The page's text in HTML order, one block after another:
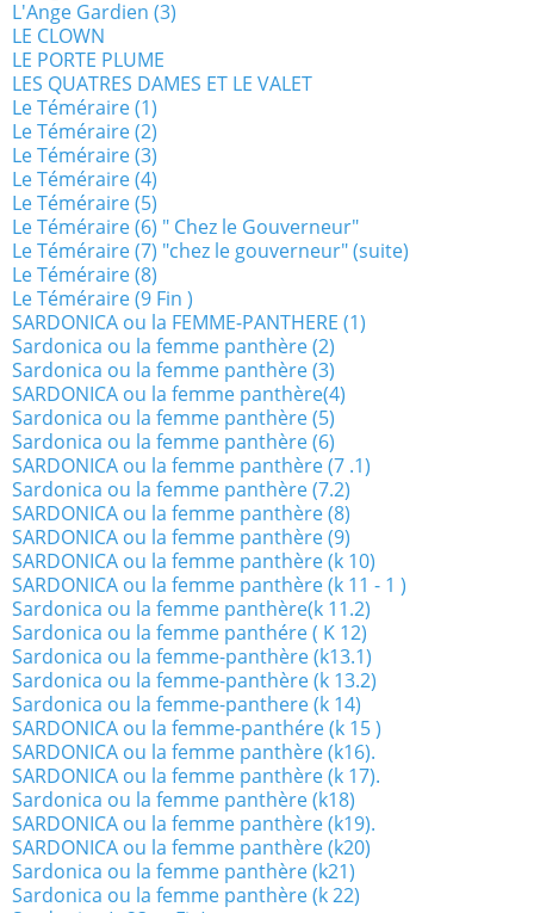
L'Ange Gardien (3)
LE CLOWN
LE PORTE PLUME
LES QUATRES DAMES ET LE VALET
Le Téméraire (1)
Le Téméraire (2)
Le Téméraire (3)
Le Téméraire (4)
Le Téméraire (5)
Le Téméraire (6) " Chez le Gouverneur"
Le Téméraire (7) "chez le gouverneur" (suite)
Le Téméraire (8)
Le Téméraire (9 Fin )
SARDONICA ou la FEMME-PANTHERE (1)
Sardonica ou la femme panthère (2)
Sardonica ou la femme panthère (3)
SARDONICA ou la femme panthère(4)
Sardonica ou la femme panthère (5)
Sardonica ou la femme panthère (6)
SARDONICA ou la femme panthère (7 .1)
Sardonica ou la femme panthère (7.2)
SARDONICA ou la femme panthère (8)
SARDONICA ou la femme panthère (9)
SARDONICA ou la femme panthère (k 10)
SARDONICA ou la femme panthère (k 11 - 1 )
Sardonica ou la femme panthère(k 11.2)
Sardonica ou la femme panthére ( K 12)
Sardonica ou la femme-panthère (k13.1)
Sardonica ou la femme-panthère (k 13.2)
Sardonica ou la femme-panthere (k 14)
SARDONICA ou la femme-panthére (k 15 )
SARDONICA ou la femme panthère (k16).
SARDONICA ou la femme panthère (k 17).
Sardonica ou la femme panthère (k18)
SARDONICA ou la femme panthère (k19).
SARDONICA ou la femme panthère (k20)
Sardonica ou la femme panthère (k21)
Sardonica ou la femme panthère (k 22)